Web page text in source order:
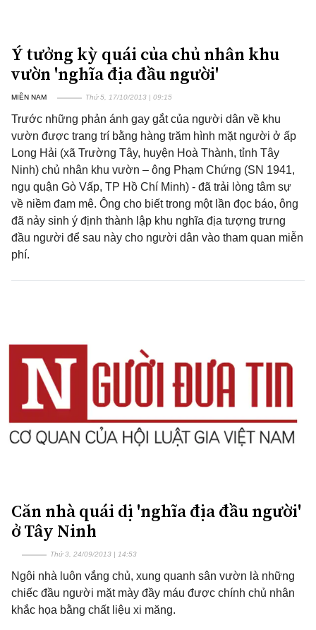
Ý tưởng kỳ quái của chủ nhân khu
vườn 'nghĩa địa đầu người'
MIỀN NAM Thứ 5, 17/10/2013 | 09:15
Trước những phản ánh gay gắt của người dân về khu
vườn được trang trí bằng hàng trăm hình mặt người ở ấp
Long Hải (xã Trường Tây, huyện Hoà Thành, tỉnh Tây
Ninh) chủ nhân khu vườn – ông Phạm Chứng (SN 1941,
ngụ quận Gò Vấp, TP Hồ Chí Minh) - đã trải lòng tâm sự
về niềm đam mê. Ông cho biết trong một lần đọc báo, ông
đã nảy sinh ý định thành lập khu nghĩa địa tượng trưng
đầu người để sau này cho người dân vào tham quan miễn
phí.
Căn nhà quái dị 'nghĩa địa đầu người'
ở Tây Ninh
Thứ 3, 24/09/2013 | 14:53
Ngôi nhà luôn vắng chủ, xung quanh sân vườn là những
chiếc đầu người mặt mày đầy máu được chính chủ nhân
khắc họa bằng chất liệu xi măng.